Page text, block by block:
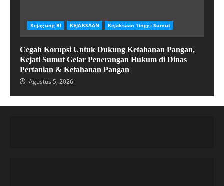
Kejagung RI KEJAKSAAN Kejaksaan Tinggi Sumut
Cegah Korupsi Untuk Dukung Ketahanan Pangan,
Kejati Sumut Gelar Penerangan Hukum di Dinas
Pertanian & Ketahanan Pangan
Agustus 5, 2026